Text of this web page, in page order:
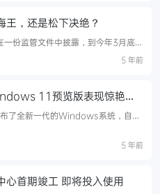
王，还是松下决绝？
份监管文件中披露，到今年3月底
亿美元）出售了所持有的全部特斯5 年前
11预览版表现惊艳，
布了全新一代的Windows系统，自
球范围内的庞大用户基数，微软不会
5 年前
心首期竣工 即将投入使用